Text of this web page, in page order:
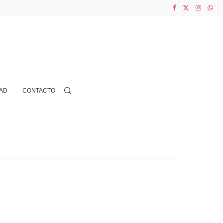
CONTACTO